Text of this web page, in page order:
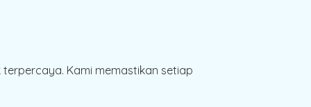
Kami memastikan setiap